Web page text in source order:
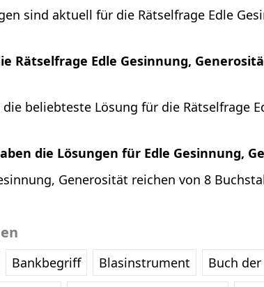
sind aktuell für die Rätselfrage Edle
Rätselfrage Edle Gesinnung,
beliebteste Lösung für die Rätselfrage
die Lösungen für Edle Gesinnung,
Generosität reichen von 8
Bankbegriff Blasinstrument
Buch